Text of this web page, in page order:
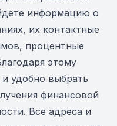
информацию о
их контактные
процентные
этому
удобно выбрать
финансовой
Все адреса и